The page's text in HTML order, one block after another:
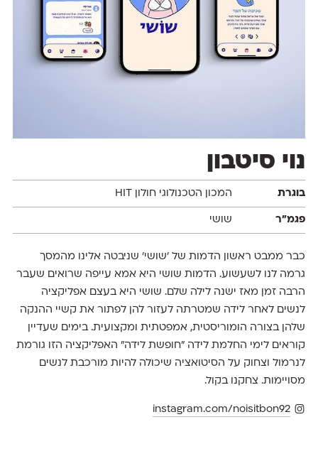
נוי סיטבון
בוגרת המכון הטכנולוגי חולון HIT
פגמ״ר שושי
כבר ממבט ראשון הדמות של ׳שושי׳ שניבטה אלינו מהמסך
גרמה לנו לשעשוע. הדמות שושי היא אמא עייפה שרואים שעבר
הרבה זמן מאז ישנה לילה שלם. שושי היא בעצם אפליקציה
לנשים לאחר לידה שמטרתה לעזור להן לפתור את קשיי ההנקה
שלהן בצורה הומוריסטית, אמפטתית ומקצועית. בימים שעדיין
קוראים לימי החלמת לידה ״חופשת לידה״ האפליקציה הזו גורמת
לנרמול וצחוק על הסיטואציה שיכולה להיות מורכבת לנשים
מסויימות. צחקנו בקול.
instagram.com/noisitbon92